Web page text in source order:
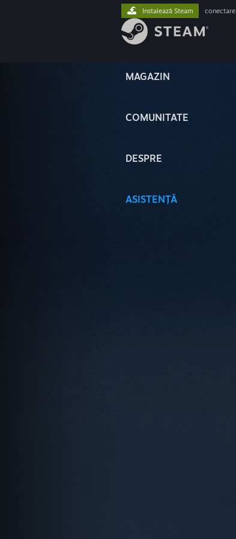
MAGAZIN
COMUNITATE
DESPRE
ASISTENȚĂ
Instalează Steam conectare